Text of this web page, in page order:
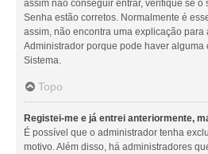
assim não conseguir entrar, verifique se o
Senha estão corretos. Normalmente é
assim, não encontra uma explicação para
Administrador porque pode haver alguma
Sistema.
Topo
Registei-me e já entrei anteriormente,
É possível que o administrador tenha
motivo. Além disso, há administradores